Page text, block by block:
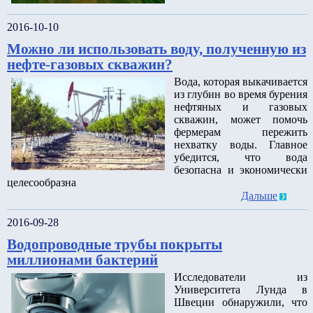
2016-10-10
Можно ли использовать воду, полученную из
нефте-газовых скважин?
Вода, которая выкачивается
из глубин во время бурения
нефтяных и газовых
скважин, может помочь
фермерам пережить
нехватку воды. Главное
убедится, что вода
безопасна и экономически
целесообразна
Дальше
2016-09-28
Водопроводные трубы покрыты
миллионами бактерий
Исследователи из
Университета Лунда в
Швеции обнаружили, что